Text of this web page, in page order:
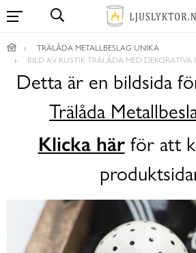
TRÄLÅDA METALLBESLAG UNIKA
BILD AV RUSTIK TRÄLÅDA MED
Detta är en bildsida
Trälåda
Klicka härför att